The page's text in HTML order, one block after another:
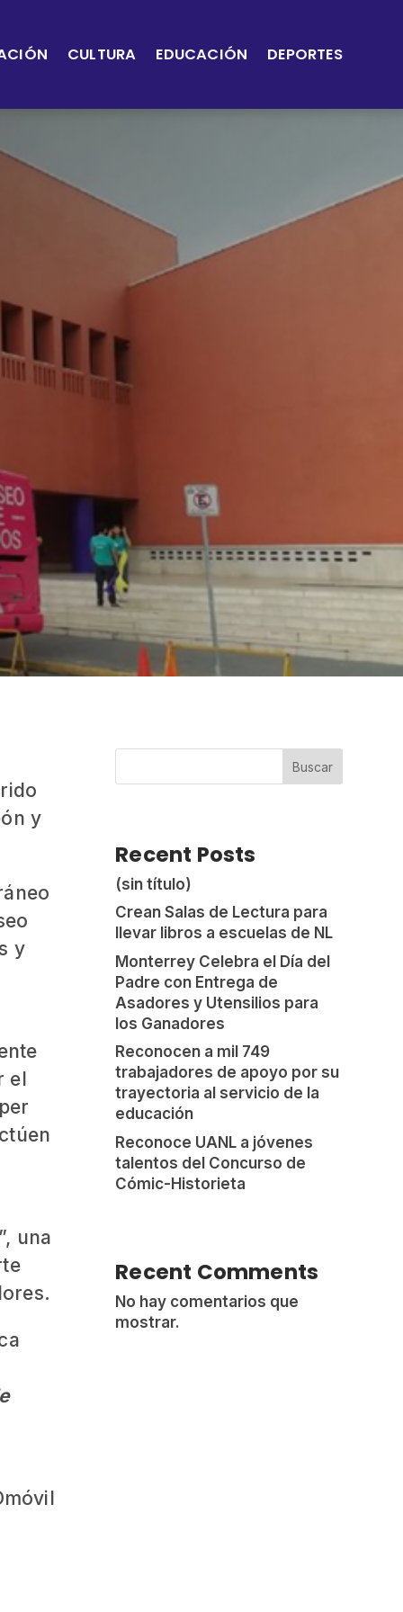
CULTURA EDUCACIÓN DEPORTES
y
y
el
una
Buscar
Recent Posts
(sin título)
Crean Salas de Lectura para
llevar libros a escuelas de NL
Monterrey Celebra el Día del
Padre con Entrega de
Asadores y Utensilios para
los Ganadores
Reconocen a mil 749
trabajadores de apoyo por su
trayectoria al servicio de la
educación
Reconoce UANL a jóvenes
talentos del Concurso de
Cómic-Historieta
Recent Comments
No hay comentarios que
mostrar.